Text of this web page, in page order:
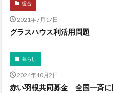
総合
2021年7月17日
グラスハウス利活用問題
暮らし
2024年10月2日
赤い羽根共同募金 全国一斉